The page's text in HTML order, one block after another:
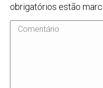
obrigatórios estão
Comentário